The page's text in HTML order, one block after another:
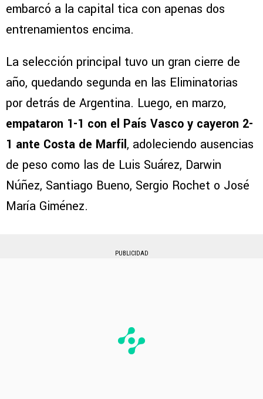
embarcó a la capital tica con apenas dos
entrenamientos encima.
La selección principal tuvo un gran cierre de
año, quedando segunda en las Eliminatorias
por detrás de Argentina. Luego, en marzo,
empataron 1-1 con el País Vasco y cayeron 2-
1 ante Costa de Marfil, adoleciendo ausencias
de peso como las de Luis Suárez, Darwin
Núñez, Santiago Bueno, Sergio Rochet o José
María Giménez.
PUBLICIDAD